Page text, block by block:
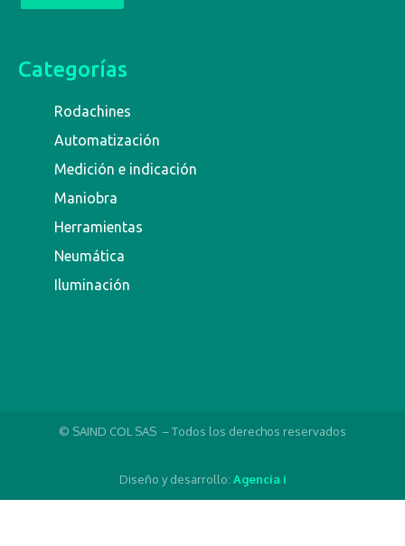
Categorías
Rodachines
Automatización
Medición e indicación
Maniobra
Herramientas
Neumática
Iluminación
© SAIND COL SAS – Todos los derechos reservados
Diseño y desarrollo: Agencia i